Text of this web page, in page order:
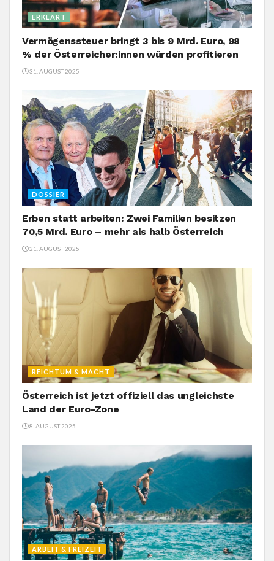
ERKLÄRT
Vermögenssteuer bringt 3 bis 9 Mrd. Euro, 98
% der Österreicher:innen würden profitieren
31. AUGUST 2025
DOSSIER
Erben statt arbeiten: Zwei Familien besitzen
70,5 Mrd. Euro – mehr als halb Österreich
21. AUGUST 2025
REICHTUM & MACHT
Österreich ist jetzt offiziell das ungleichste
Land der Euro-Zone
8. AUGUST 2025
ARBEIT & FREIZEIT